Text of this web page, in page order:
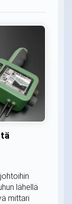
lähellä
mittari